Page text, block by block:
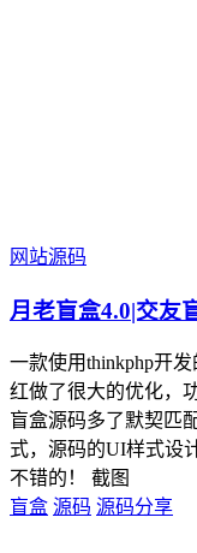
网站源码
月老盲盒4.0|交友
一款使用thinkphp开
红做了很大的优化，
盲盒源码多了默契匹
式，源码的UI样式设
不错的！ 截图
盲盒 源码 源码分享